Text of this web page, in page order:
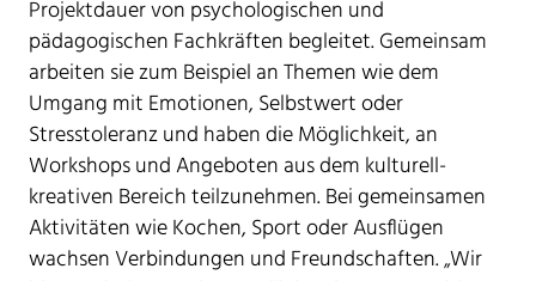
Projektdauer von psychologischen und
pädagogischen Fachkräften begleitet. Gemeinsam
arbeiten sie zum Beispiel an Themen wie dem
Umgang mit Emotionen, Selbstwert oder
Stresstoleranz und haben die Möglichkeit, an
Workshops und Angeboten aus dem kulturell-
kreativen Bereich teilzunehmen. Bei gemeinsamen
Aktivitäten wie Kochen, Sport oder Ausflügen
wachsen Verbindungen und Freundschaften. „Wir